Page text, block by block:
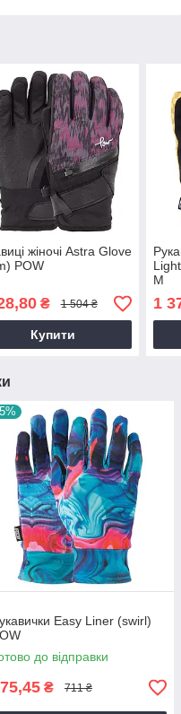
жіночі Astra Glove
POW
₴ 1 504 ₴
Купити
M
1
Easy Liner (swirl)
до відправки
₴ 711 ₴